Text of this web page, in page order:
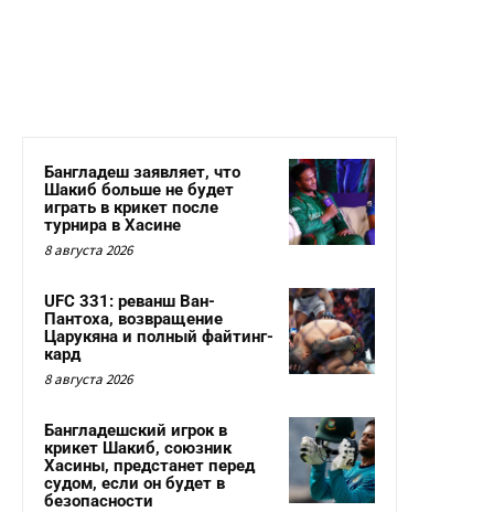
Бангладеш заявляет, что
Шакиб больше не будет
играть в крикет после
турнира в Хасине
8 августа 2026
UFC 331: реванш Ван-
Пантоха, возвращение
Царукяна и полный файтинг-
кард
8 августа 2026
Бангладешский игрок в
крикет Шакиб, союзник
Хасины, предстанет перед
судом, если он будет в
безопасности